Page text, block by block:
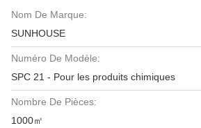
Nom De Marque:
SUNHOUSE
Numéro De Modèle:
SPC 21 - Pour les produits chimiques
Nombre De Pièces:
1000㎡